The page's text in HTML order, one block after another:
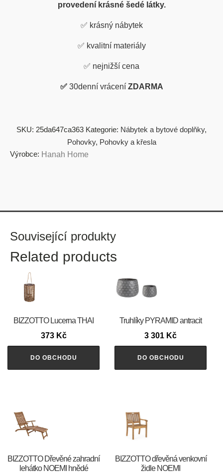
provedení krásné šedé látky.
✅ krásný nábytek
✅ kvalitní materiály
✅ nejnižší cena
✅ 30denní vrácení ZDARMA
SKU: 25da647ca363 Kategorie: Nábytek a bytové doplňky,
Pohovky, Pohovky a křesla
Výrobce: Hanah Home
Související produkty
Related products
BIZZOTTO Lucerna THAI
373 Kč
DO OBCHODU
Truhlíky PYRAMID antracit
3 301 Kč
DO OBCHODU
BIZZOTTO Dřevěné zahradní
lehátko NOEMI hnědé
BIZZOTTO dřevěná venkovní
židle NOEMI